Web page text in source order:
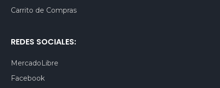
Carrito de Compras
REDES SOCIALES:
MercadoLibre
Facebook